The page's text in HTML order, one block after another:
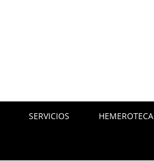
SERVICIOS HEMEROTECA